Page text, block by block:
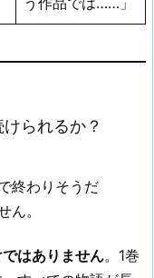
られるか？
終わりそうだ
。
はありません。1巻